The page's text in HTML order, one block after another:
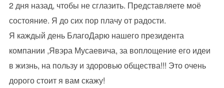
2 дня назад, чтобы не сглазить. Представляете моё
состояние. Я до сих пор плачу от радости.
Я каждый день БлагоДарю нашего президента
компании ,Явэра Мусаевича, за воплощение его идеи
в жизнь, на пользу и здоровью общества!!! Это очень
дорого стоит я вам скажу!